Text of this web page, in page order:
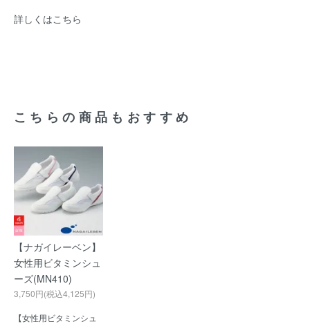
詳しくはこちら
こちらの商品もおすすめ
【ナガイレーベン】
女性用ビタミンシュ
ーズ(MN410)
3,750円(税込4,125円)
【女性用ビタミンシュ